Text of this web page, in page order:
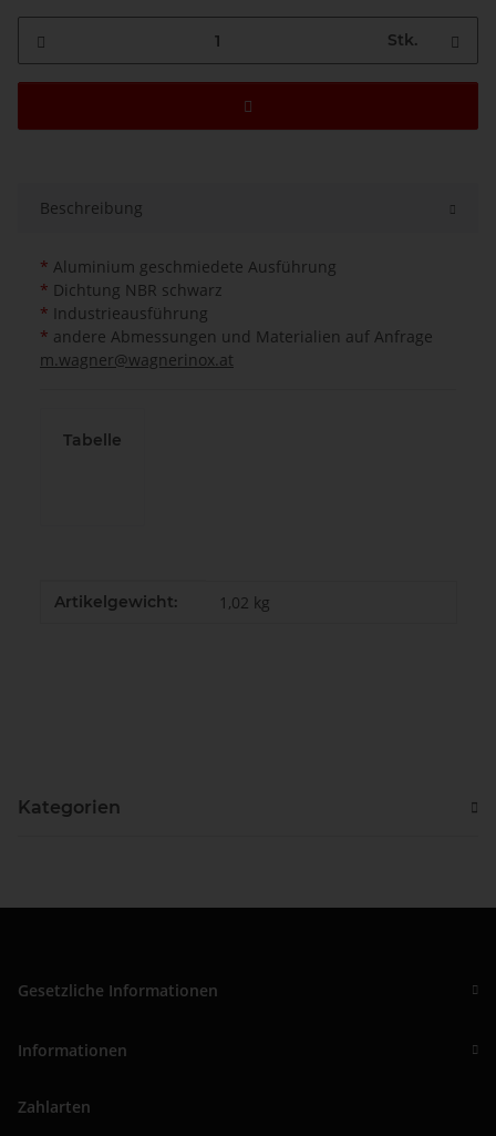
Stk.
Beschreibung
* Aluminium geschmiedete Ausführung
* Dichtung NBR schwarz
* Industrieausführung
* andere Abmessungen und Materialien auf Anfrage
m.wagner@wagnerinox.at
Tabelle
Produkteigenschaft
Wert
Artikelgewicht: 1,02 kg
Kategorien
Gesetzliche Informationen
Informationen
Zahlarten